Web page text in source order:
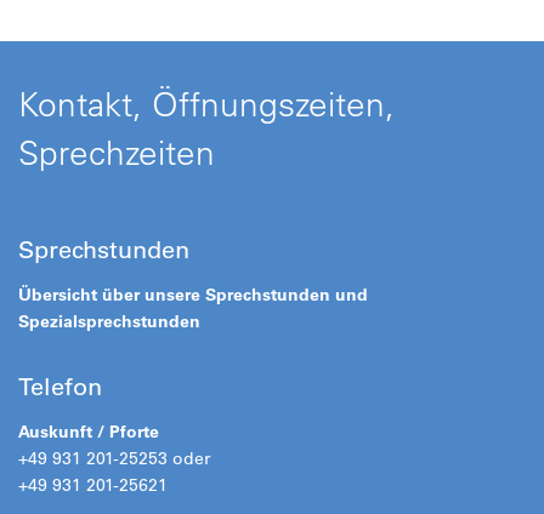
Kontakt, Öffnungszeiten,
Sprechzeiten
Sprechstunden
Übersicht über unsere Sprechstunden und
Spezialsprechstunden
Telefon
Auskunft / Pforte
+49 931 201-25253 oder
+49 931 201-25621